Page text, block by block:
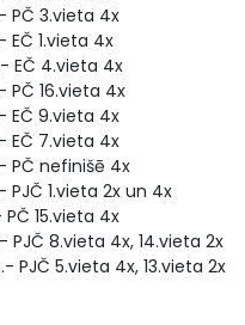
PČ 3.vieta 4x
EČ 1.vieta 4x
EČ 4.vieta 4x
PČ 16.vieta 4x
EČ 9.vieta 4x
EČ 7.vieta 4x
PČ nefinišē 4x
PJČ 1.vieta 2x un 4x
PČ 15.vieta 4x
PJČ 8.vieta 4x, 14.vieta 2x
PJČ 5.vieta 4x, 13.vieta 2x